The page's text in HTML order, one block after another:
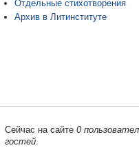
Отдельные стихотворения
Архив в Литинституте
Сейчас на сайте 0
гостей